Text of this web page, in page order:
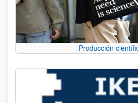
Producción